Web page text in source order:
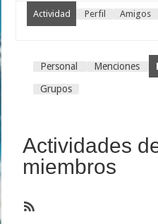
Actividad Perfil Amigos
Personal Menciones
Grupos
Actividades
miembros